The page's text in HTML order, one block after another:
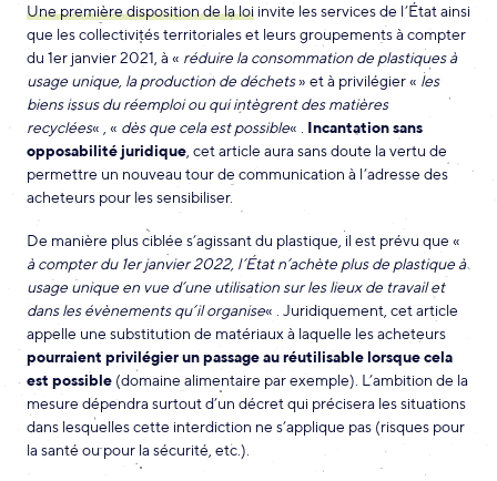
Une première disposition de la loi invite les services de l’État ainsi
que les collectivités territoriales et leurs groupements à compter
du 1er janvier 2021, à « réduire la consommation de plastiques à
usage unique, la production de déchets» et à privilégier « les
biens issus du réemploi ou qui intègrent des matières
recyclées« , « dès que cela est possible« . Incantation sans
opposabilité juridique , cet article aura sans doute la vertu de
permettre un nouveau tour de communication à l’adresse des
acheteurs pour les sensibiliser.
De manière plus ciblée s’agissant du plastique, il est prévu que «
à compter du 1er janvier 2022, l’État n’achète plus de plastique à
usage unique en vue d’une utilisation sur les lieux de travail et
dans les évènements qu’il organise« . Juridiquement, cet article
appelle une substitution de matériaux à laquelle les acheteurs
pourraient privilégier un passage au réutilisable lorsque cela
est possible (domaine alimentaire par exemple). L’ambition de la
mesure dépendra surtout d’un décret qui précisera les situations
dans lesquelles cette interdiction ne s’applique pas (risques pour
la santé ou pour la sécurité, etc.).